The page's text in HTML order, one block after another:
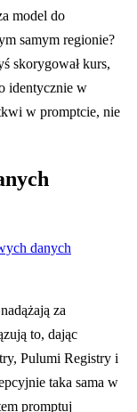
model do
samym regionie?
skorygował kurs,
identycznie w
w promptcie, nie
danych
za
to, dając
Pulumi Registry i
taka sama w
promptuj